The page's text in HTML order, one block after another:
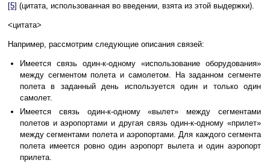
[5] (цитата, использованная во введении, взята из этой выдержки).
<цитата>
Например, рассмотрим следующие описания связей:
Имеется связь один-к-одному «использование оборудования»
между сегментом полета и самолетом. На заданном сегменте
полета в заданный день используется один и только один
самолет.
Имеется связь один-к-одному «вылет» между сегментами
полетов и аэропортами и другая связь один-к-одному «прилет»
между сегментами полета и аэропортами. Для каждого сегмента
полета имеется ровно один аэропорт вылета и один аэропорт
прилета.